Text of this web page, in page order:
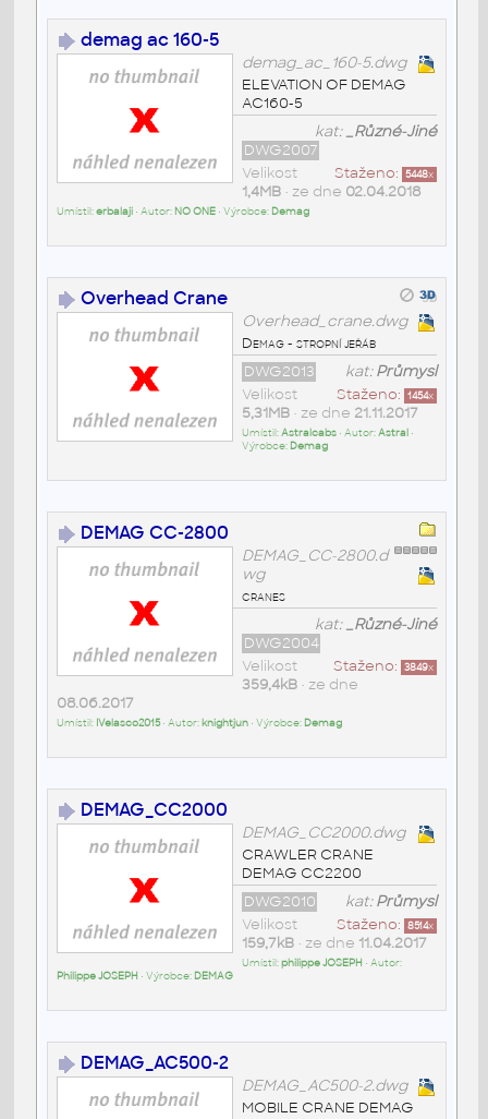
demag ac 160-5
demag_ac_160-5.dwg
ELEVATION OF DEMAG
AC160-5
kat:_Různé-Jiné
DWG2007
Staženo: 5448x
Velikost
1,4MB• ze dne 02.04.2018
Umístil:erbalaji• Autor: NO ONE• Výrobce: Demag
Overhead Crane
Overhead_crane.dwg
Demag - stropní jeřáb
kat:Průmysl
DWG2013
Staženo: 1454x
Velikost
5,31MB• ze dne 21.11.2017
Umístil:Astralcabs• Autor:Astral •
Výrobce: Demag
DEMAG CC-2800
DEMAG_CC-2800.d
wg
cranes
kat:_Různé-Jiné
DWG2004
Staženo: 3849x
Velikost
359,4kB• ze dne
08.06.2017
Umístil: IVelasco2015• Autor: knightjun• Výrobce: Demag
DEMAG_CC2000
DEMAG_CC2000.dwg
CRAWLER CRANE
DEMAG CC2200
kat:Průmysl
DWG2010
Staženo: 8514x
Velikost
159,7kB• ze dne 11.04.2017
Umístil:philippe JOSEPH • Autor:
Philippe JOSEPH • Výrobce: DEMAG
DEMAG_AC500-2
DEMAG_AC500-2.dwg
MOBILE CRANE DEMAG